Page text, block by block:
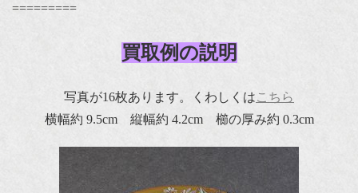
=========
買取例の説明
写真が16枚あります。くわしくはこちら
横幅約 9.5cm 縦幅約 4.2cm 櫛の厚み約 0.3cm